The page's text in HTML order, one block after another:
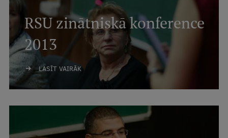
RSU zinātniskā konference
2013
LASĪT VAIRĀK